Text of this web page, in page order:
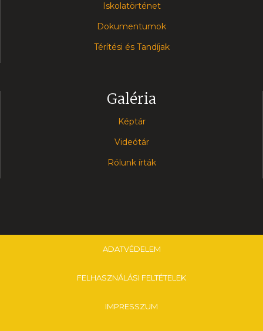
Iskolatörténet
Dokumentumok
Térítési és Tandíjak
Galéria
Képtár
Videótár
Rólunk írták
ADATVÉDELEM
FELHASZNÁLÁSI FELTÉTELEK
IMPRESSZUM